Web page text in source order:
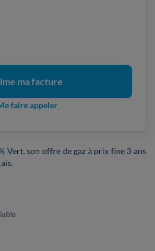
ma facture
faire appeler
Vert, son offre de gaz à prix fixe 3 ans